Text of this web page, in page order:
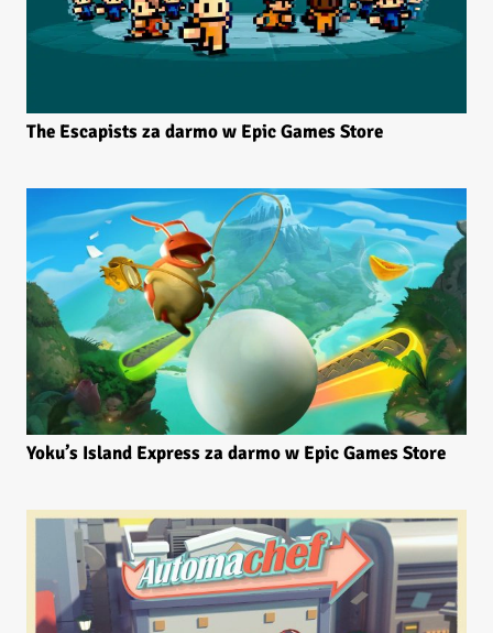
The Escapists za darmo w Epic Games Store
Yoku’s Island Express za darmo w Epic Games Store